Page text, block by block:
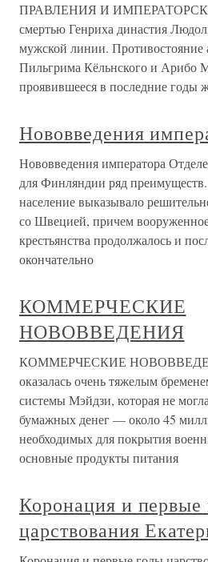
ПРАВЛЕНИЯ И
смертью Генриха династия
мужской линии. Противостояние
Пильгрима Кёльнского и Арибо
проявившееся в последние годы
Нововведения
Нововведения императора
для Финляндии ряд
население выказывало
со Швецией, причем
крестьянства продолжалось и
окончательно
КОММЕРЧЕСКИЕ
НОВОВВЕДЕНИЯ
КОММЕРЧЕСКИЕ
оказалась очень тяжелым
системы Мэйдзи, которая не
бумажных денег — около 45
необходимых для покрытия
основные продукты питания
Коронация и первые
царствования